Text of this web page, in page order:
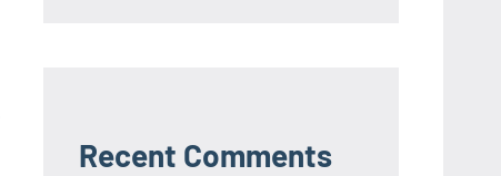
Recent Comments